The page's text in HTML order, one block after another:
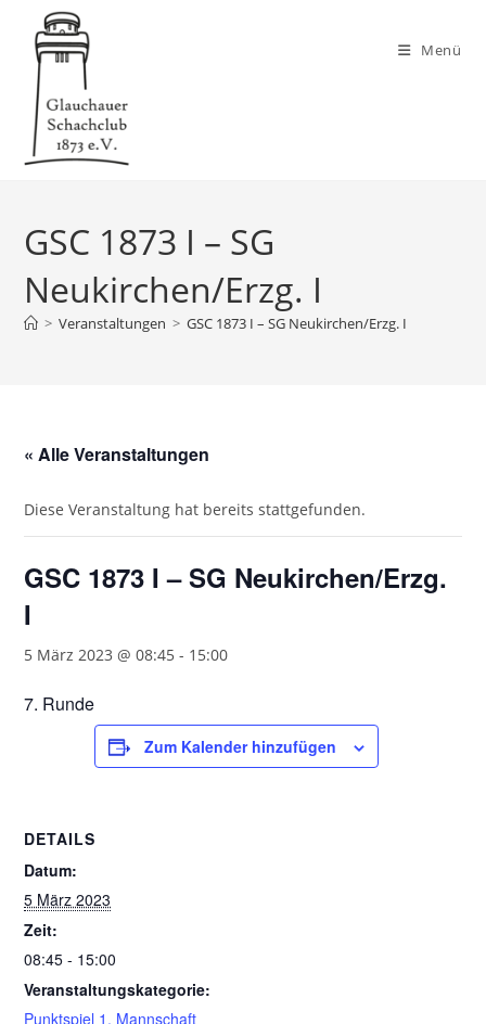
Inhalt
springen
Menü
GSC 1873 I – SG
Neukirchen/Erzg. I
> Veranstaltungen > GSC 1873 I – SG Neukirchen/Erzg. I
« Alle Veranstaltungen
Diese Veranstaltung hat bereits stattgefunden.
GSC 1873 I – SG Neukirchen/Erzg.
I
5 März 2023 @ 08:45 - 15:00
7. Runde
Zum Kalender hinzufügen
DETAILS
Datum:
5 März 2023
Zeit:
08:45 - 15:00
Veranstaltungskategorie:
Punktspiel 1. Mannschaft